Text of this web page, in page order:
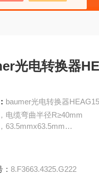
光电转换器
baumer光电转换器
电缆弯曲半径R≥40mm
63.5mmx63.5mm
30V）5656
：8.F3663.4325.G222